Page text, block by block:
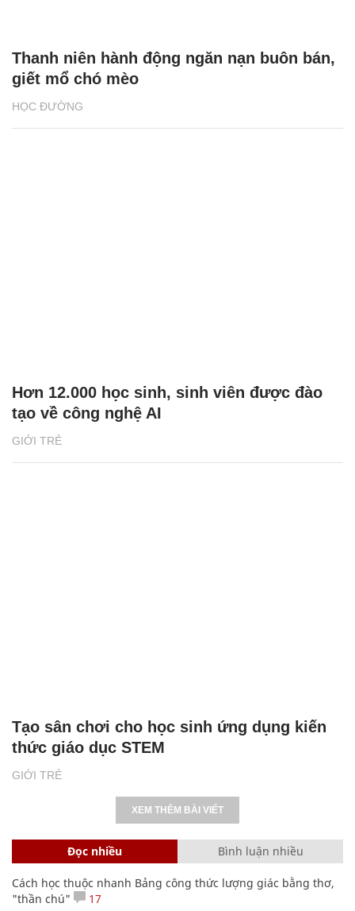
HỌC ĐƯỜNG
Thanh niên hành động ngăn nạn buôn bán,
giết mổ chó mèo
GIỚI TRẺ
Hơn 12.000 học sinh, sinh viên được đào
tạo về công nghệ AI
GIỚI TRẺ
Tạo sân chơi cho học sinh ứng dụng kiến
thức giáo dục STEM
XEM THÊM BÀI VIẾT
Đọc nhiều Bình luận nhiều
Cách học thuộc nhanh Bảng công thức lượng giác bằng thơ,
"thần chú"
17